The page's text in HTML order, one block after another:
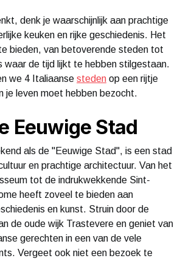
denk je waarschijnlijk aan prachtige
keuken en rijke geschiedenis. Het
bieden, van betoverende steden tot
waar de tijd lijkt te hebben stilgestaan.
we 4 Italiaanse steden op een rijtje
je leven moet hebben bezocht.
Eeuwige Stad
als de "Eeuwige Stad", is een stad
en prachtige architectuur. Van het
tot de indrukwekkende Sint-
heeft zoveel te bieden aan
en kunst. Struin door de
de oude wijk Trastevere en geniet van
gerechten in een van de vele
Vergeet ook niet een bezoek te